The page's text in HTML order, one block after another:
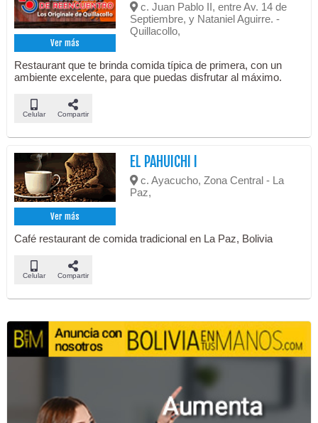
Ver más
c. Juan Pablo II, entre Av. 14 de
Septiembre, y Nataniel Aguirre. -
Quillacollo,
Restaurant que te brinda comida típica de primera, con un
ambiente excelente, para que puedas disfrutar al máximo.
Celular Compartir
Ver más
EL PAHUICHI I
c. Ayacucho, Zona Central - La
Paz,
Café restaurant de comida tradicional en La Paz, Bolivia
Celular Compartir